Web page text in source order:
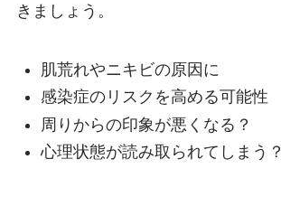
きましょう。
肌荒れやニキビの原因に
感染症のリスクを高める可能性
周りからの印象が悪くなる？
心理状態が読み取られてしまう？